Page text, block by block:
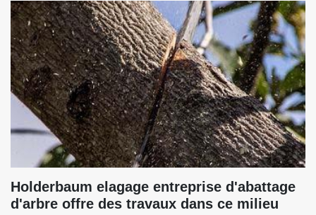
Holderbaum elagage entreprise d'abattage
d'arbre offre des travaux dans ce milieu